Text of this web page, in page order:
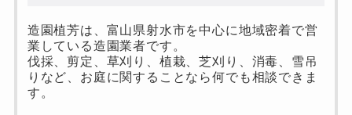
造園植芳は、富山県射水市を中心に地域密着で営
業している造園業者です。
伐採、剪定、草刈り、植栽、芝刈り、消毒、雪吊
りなど、お庭に関することなら何でも相談できま
す。